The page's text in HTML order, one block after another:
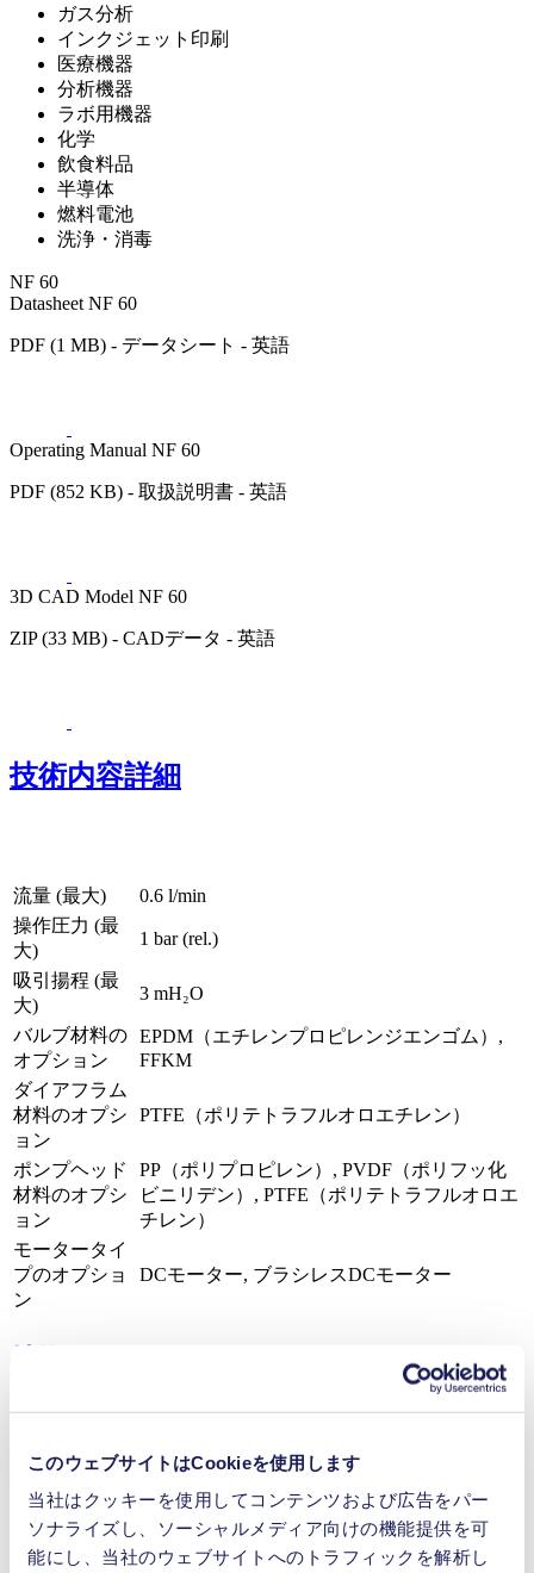
このウェブサイトはCookieを使用します
当社はクッキーを使用してコンテンツおよび広告をパー
ソナライズし、ソーシャルメディア向けの機能提供を可
能にし、当社のウェブサイトへのトラフィックを解析し
ガス分析
インクジェット印刷
医療機器
分析機器
ラボ用機器
化学
飲食料品
半導体
燃料電池
洗浄・消毒
NF 60
Datasheet NF 60
PDF (1 MB) - データシート - 英語
Operating Manual NF 60
PDF (852 KB) - 取扱説明書 - 英語
3D CAD Model NF 60
ZIP (33 MB) - CADデータ - 英語
技術内容詳細
流量 (最大)
0.6 l/min
操作圧力 (最
大)
1 bar (rel.)
吸引揚程 (最
大)
3 mH₂O
バルブ材料の
オプション
EPDM（エチレンプロピレンジエンゴム）,
FFKM
ダイアフラム
材料のオプシ
ョン
PTFE（ポリテトラフルオロエチレン）
ポンプヘッド
材料のオプシ
ョン
PP（ポリプロピレン）, PVDF（ポリフッ化
ビニリデン）, PTFE（ポリテトラフルオロエ
チレン）
モータータイ
プのオプショ
ン
DCモーター, ブラシレスDCモーター
利点
空運転可能
抜群の信頼性